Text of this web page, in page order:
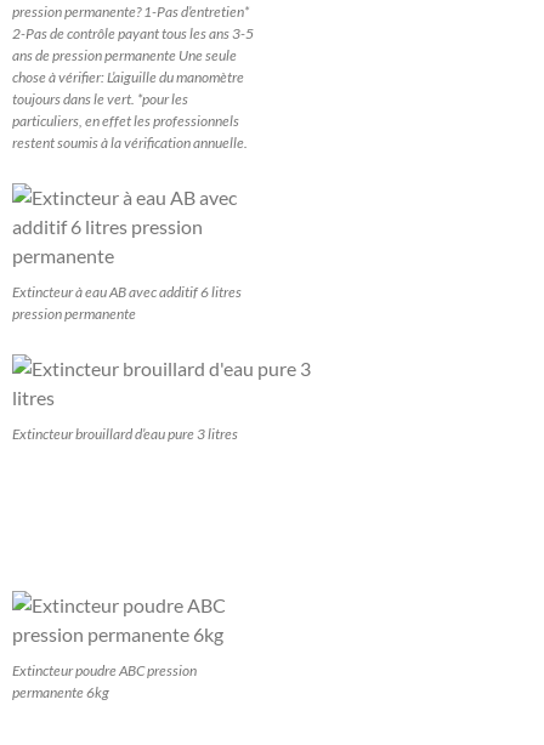
pression permanente? 1-Pas d’entretien*
2-Pas de contrôle payant tous les ans 3-5
ans de pression permanente Une seule
chose à vérifier: L’aiguille du manomètre
toujours dans le vert. *pour les
particuliers, en effet les professionnels
restent soumis à la vérification annuelle.
Extincteur à eau AB avec additif 6 litres
pression permanente
Extincteur brouillard d’eau pure 3 litres
Extincteur poudre ABC pression
permanente 6kg